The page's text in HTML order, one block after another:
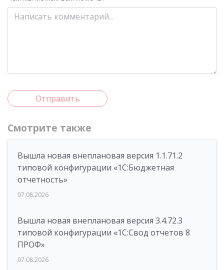
Отправить
Смотрите также
Вышла новая внеплановая версия 1.1.71.2
типовой конфигурации «1C:Бюджетная
отчетность»
07.08.2026
Вышла новая внеплановая версия 3.4.72.3
типовой конфигурации «1C:Свод отчетов 8
ПРОФ»
07.08.2026